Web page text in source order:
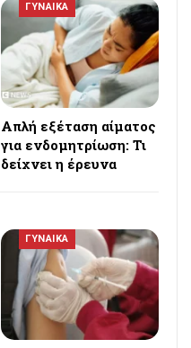
ΓΥΝΑΙΚΑ
Απλή εξέταση αίματος
για ενδομητρίωση: Τι
δείχνει η έρευνα
ΓΥΝΑΙΚΑ